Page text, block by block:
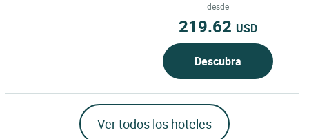
desde
219.62 USD
Descubra
Ver todos los hoteles